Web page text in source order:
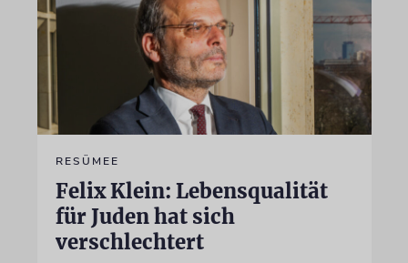
RESÜMEE
Felix Klein: Lebensqualität
für Juden hat sich
verschlechtert